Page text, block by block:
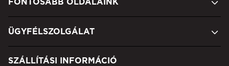
ÜGYFÉLSZOLGÁLAT
SZÁLLÍTÁSI INFORMÁCIÓ